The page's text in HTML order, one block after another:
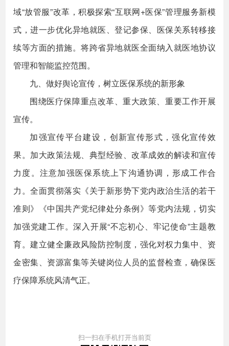
域“放管服”改革，积极探索“互联网+医保”管理服务新模
式，进一步优化异地就医、登记参保、医保关系转移接
续等方面的措施。将跨省异地就医全面纳入就医地协议
管理和智能监控范围。
九、做好舆论宣传，树立医保系统的新形象
围绕医疗保障重点改革、重大政策、重要工作开展
宣传。
加强宣传平台建设，创新宣传形式，强化宣传效
果。加大政策法规、典型经验、改革成效的解读和宣传
力度。注意加强医保系统上下沟通协调，形成工作合
力。全面贯彻落实《关于新形势下党内政治生活的若干
准则》《中国共产党纪律处分条例》等党内法规，切实
加强党建工作。深入开展“不忘初心、牢记使命”主题教
育。建立健全廉政风险防控制度，强化对权力集中、资
金密集、资源富集等关键岗位人员的监督检查，确保医
疗保障系统风清气正。
扫一扫在手机打开当前页